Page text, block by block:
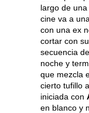
largo de
cine va a
con una ex
cortar con
secuencia
noche y
que mezcla
cierto tufillo
iniciada con
en blanco y